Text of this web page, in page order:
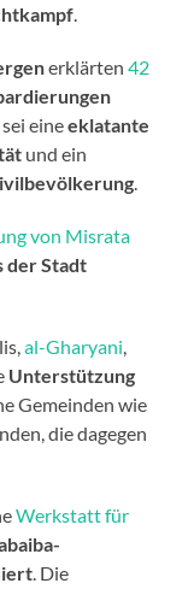
erklärten42
sei eineeklatante
und ein
von Misrata
der Stadt
al-Gharyani
Unterstützung
Gemeinden wie
die dagegen
Werkstatt für
. Die